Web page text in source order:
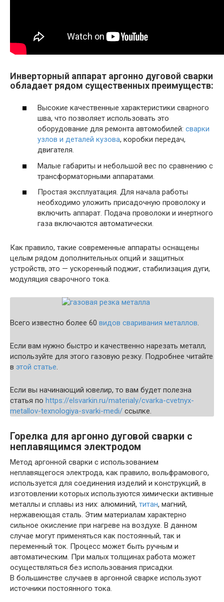
Инверторный аппарат аргонно дуговой сварки
обладает рядом существенных преимуществ:
Высокие качественные характеристики сварного
шва, что позволяет использовать это
оборудование для ремонта автомобилей: сварки
узлов и деталей кузова, коробки передач,
двигателя.
Малые габариты и небольшой вес по сравнению с
трансформаторными аппаратами.
Простая эксплуатация. Для начала работы
необходимо уложить присадочную проволоку и
включить аппарат. Подача проволоки и инертного
газа включаются автоматически.
Как правило, такие современные аппараты оснащены
целым рядом дополнительных опций и защитных
устройств, это — ускоренный поджиг, стабилизация дуги,
модуляция сварочного тока.
Всего известно более 60 видов сваривания металлов.
Если вам нужно быстро и качественно нарезать металл,
используйте для этого газовую резку. Подробнее читайте
в этой статье.
Если вы начинающий ювелир, то вам будет полезна
статья по https://elsvarkin.ru/materialy/cvarka-cvetnyx-
metallov-texnologiya-svarki-medi/ ссылке.
Горелка для аргонно дуговой сварки с
неплавящимся электродом
Метод аргонной сварки с использованием
неплавящегося электрода, как правило, вольфрамового,
используется для соединения изделий и конструкций, в
изготовлении которых используются химически активные
металлы и сплавы из них: алюминий, титан, магний,
нержавеющая сталь. Этим материалам характерно
сильное окисление при нагреве на воздухе. В данном
случае могут применяться как постоянный, так и
переменный ток. Процесс может быть ручным и
автоматическим. При малых толщинах работа может
осуществляться без использования присадки.
В большинстве случаев в аргонной сварке используют
источники постоянного тока.